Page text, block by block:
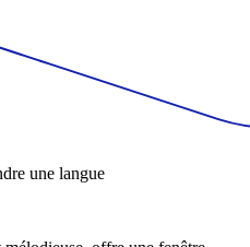
une langue